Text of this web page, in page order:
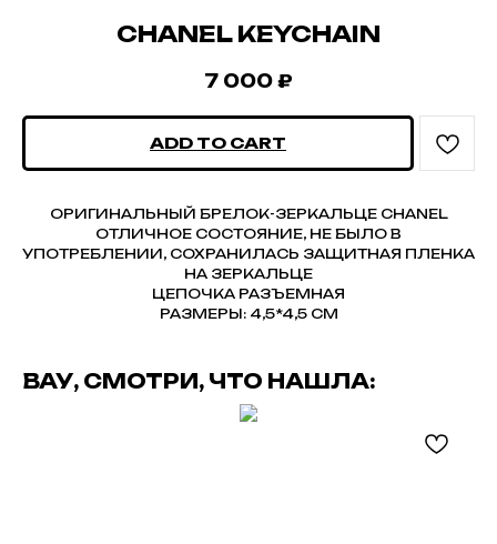
СHANEL KEYCHAIN
7 000 ₽
ADD TO CART
ОРИГИНАЛЬНЫЙ БРЕЛОК-ЗЕРКАЛЬЦЕ CHANEL
ОТЛИЧНОЕ СОСТОЯНИЕ, НЕ БЫЛО В
УПОТРЕБЛЕНИИ, СОХРАНИЛАСЬ ЗАЩИТНАЯ ПЛЕНКА
НА ЗЕРКАЛЬЦЕ
ЦЕПОЧКА РАЗЪЕМНАЯ
РАЗМЕРЫ: 4,5*4,5 СМ
ВАУ, СМОТРИ, ЧТО НАШЛА: